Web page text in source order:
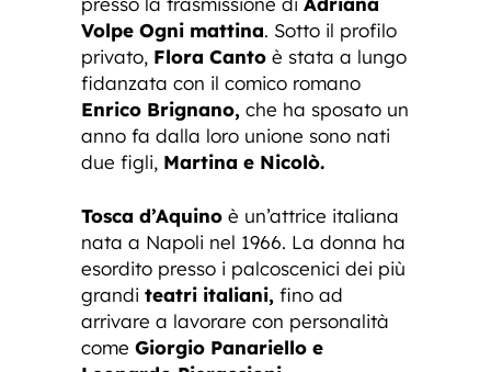
Volpe Ogni mattina. Sotto il profilo
privato, Flora Canto è stata a lungo
fidanzata con il comico romano
Enrico Brignano, che ha sposato un
anno fa dalla loro unione sono nati
due figli, Martina e Nicolò.
Tosca d’Aquino è un’attrice italiana
nata a Napoli nel 1966. La donna ha
esordito presso i palcoscenici dei più
grandi teatri italiani, fino ad
arrivare a lavorare con personalità
come Giorgio Panariello e